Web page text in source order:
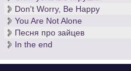
Don't Worry, Be Happy
You Are Not Alone
Песня про зайцев
In the end